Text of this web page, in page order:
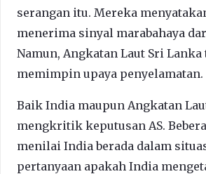
serangan itu. Mereka
menerima sinyal marabahaya
Namun, Angkatan Laut Sri Lanka
memimpin upaya penyelamatan.
Baik India maupun Angkatan
mengkritik keputusan AS.
menilai India berada dalam
pertanyaan apakah India